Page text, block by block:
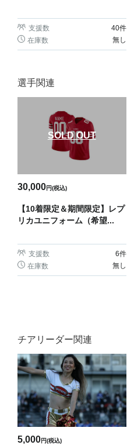
支援数 40件
在庫数
無し
選手関連
SOLD OUT
30,000円(税込)
【10着限定＆期間限定】レプ
リカユニフォーム（希望...
支援数 6件
在庫数
無し
チアリーダー関連
5,000円(税込)